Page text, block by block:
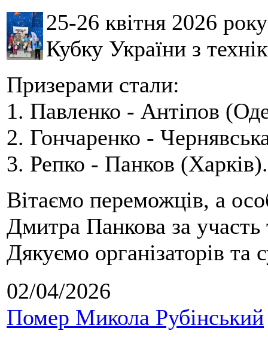
25-26 квітня 2026
Кубку України з
Призерами стали:
1. Павленко - Антіпов
2. Гончаренко -
3. Репко - Панков (Харків).
Вітаємо переможців, а
Дмитра Панкова за
Дякуємо організаторів та
02/04/2026
Помер Микола Рубінський